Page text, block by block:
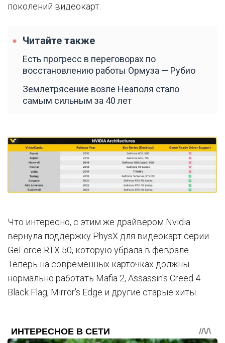
поколений видеокарт.
Читайте также
Есть прогресс в переговорах по
восстановлению работы Ормуза — Рубио
Землетрясение возле Неаполя стало
самым сильным за 40 лет
Что интересно, с этим же драйвером Nvidia
вернула поддержку PhysX для видеокарт серии
GeForce RTX 50, которую убрала в феврале.
Теперь на современных карточках должны
нормально работать Mafia 2, Assassin's Creed 4
Black Flag, Mirror's Edge и другие старые хиты.